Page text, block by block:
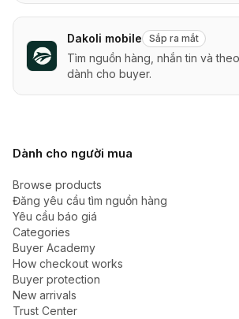
Dakoli mobile Sắp ra mắt
Tìm nguồn hàng, nhắn tin và
dành cho buyer.
Dành cho người mua
Browse products
Đăng yêu cầu tìm nguồn hàng
Yêu cầu báo giá
Categories
Buyer Academy
How checkout works
Buyer protection
New arrivals
Trust Center